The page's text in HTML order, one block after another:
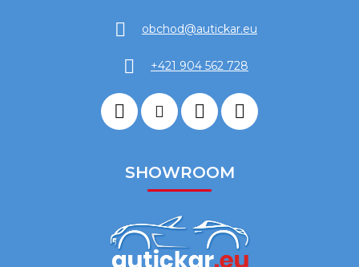
obchod@autickar.eu
+421 904 562 728
SHOWROOM